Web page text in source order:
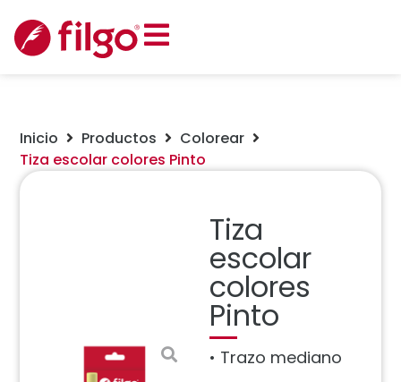
Inicio Productos
Colorear
Tiza escolar colores Pinto
Tiza
escolar
colores
Pinto
• Trazo mediano